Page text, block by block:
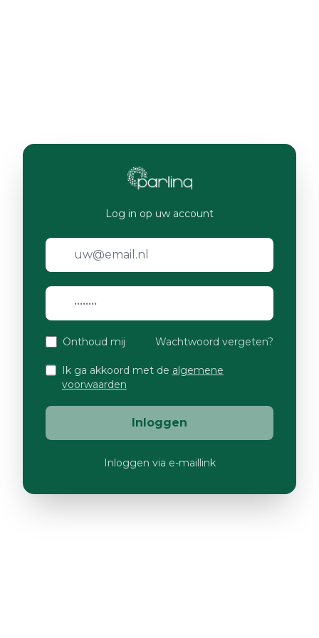
Log in op uw account
Onthoud mij Wachtwoord vergeten?
Ik ga akkoord met de algemene
voorwaarden
Inloggen
Inloggen via e-maillink